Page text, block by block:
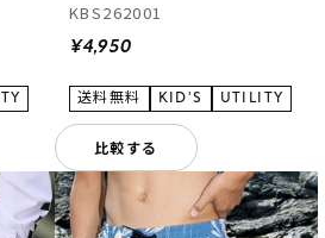
KBS262001
¥4,950
比較する